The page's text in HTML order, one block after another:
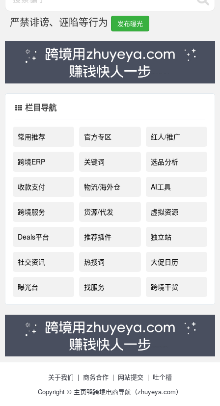
严禁诽谤、诬陷等行为 发布曝光
栏目导航
常用推荐 官方专区 红人/推广
跨境ERP 关键词 选品分析
收款支付 物流/海外仓 AI工具
跨境服务 货源/代发 虚拟资源
Deals平台 推荐插件 独立站
社交资讯 热搜词 大促日历
曝光台 找服务 跨境干货
关于我们 | 商务合作 | 网站提交 | 吐个槽
Copyright © 主页鸭跨境电商导航（zhuyeya.com）